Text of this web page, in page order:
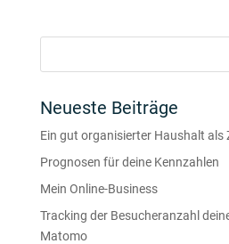
Neueste Beiträge
Ein gut organisierter Haushalt als
Prognosen für deine Kennzahlen
Mein Online-Business
Tracking der Besucheranzahl
Matomo